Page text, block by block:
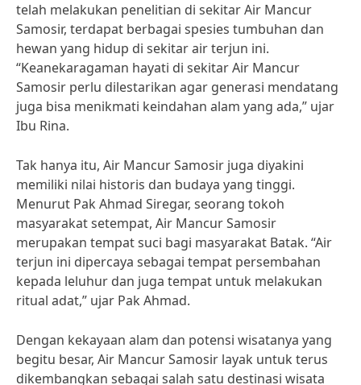
telah melakukan penelitian di sekitar Air Mancur
Samosir, terdapat berbagai spesies tumbuhan dan
hewan yang hidup di sekitar air terjun ini.
“Keanekaragaman hayati di sekitar Air Mancur
Samosir perlu dilestarikan agar generasi mendatang
juga bisa menikmati keindahan alam yang ada,” ujar
Ibu Rina.
Tak hanya itu, Air Mancur Samosir juga diyakini
memiliki nilai historis dan budaya yang tinggi.
Menurut Pak Ahmad Siregar, seorang tokoh
masyarakat setempat, Air Mancur Samosir
merupakan tempat suci bagi masyarakat Batak. “Air
terjun ini dipercaya sebagai tempat persembahan
kepada leluhur dan juga tempat untuk melakukan
ritual adat,” ujar Pak Ahmad.
Dengan kekayaan alam dan potensi wisatanya yang
begitu besar, Air Mancur Samosir layak untuk terus
dikembangkan sebagai salah satu destinasi wisata